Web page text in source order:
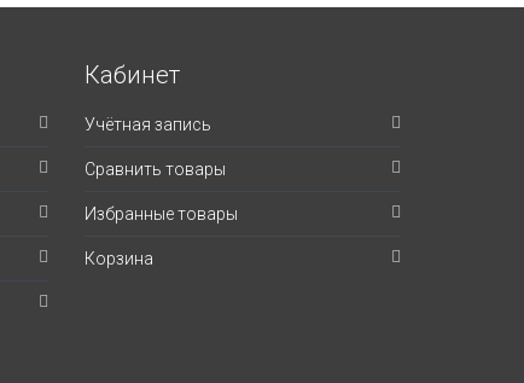
Кабинет
Учётная запись
Сравнить товары
Избранные товары
Корзина